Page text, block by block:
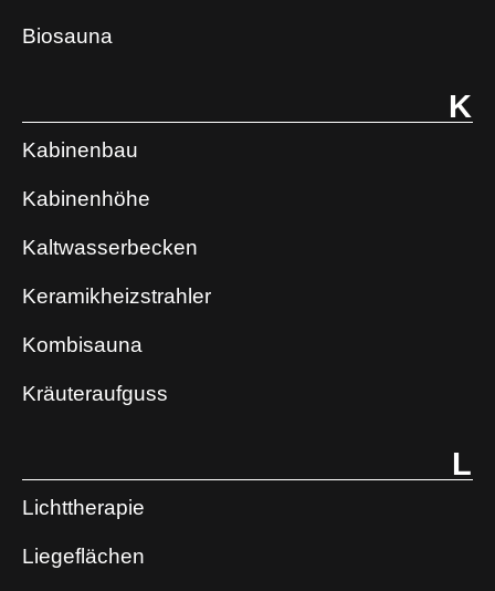
Biosauna
K
Kabinenbau
Kabinenhöhe
Kaltwasserbecken
Keramikheizstrahler
Kombisauna
Kräuteraufguss
L
Lichttherapie
Liegeflächen